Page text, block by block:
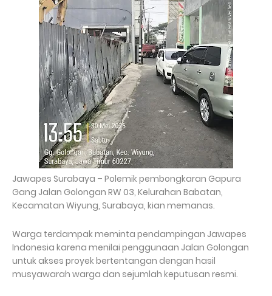
Jawapes Surabaya – Polemik pembongkaran Gapura
Gang Jalan Golongan RW 03, Kelurahan Babatan,
Kecamatan Wiyung, Surabaya, kian memanas.
Warga terdampak meminta pendampingan Jawapes
Indonesia karena menilai penggunaan Jalan Golongan
untuk akses proyek bertentangan dengan hasil
musyawarah warga dan sejumlah keputusan resmi.